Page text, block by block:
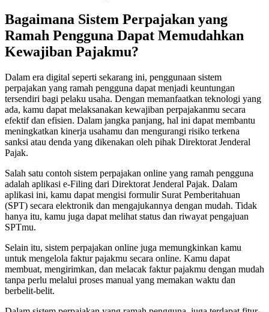
Bagaimana Sistem Perpajakan yang
Ramah Pengguna Dapat Memudahkan
Kewajiban Pajakmu?
Dalam era digital seperti sekarang ini, penggunaan sistem
perpajakan yang ramah pengguna dapat menjadi keuntungan
tersendiri bagi pelaku usaha. Dengan memanfaatkan teknologi yang
ada, kamu dapat melaksanakan kewajiban perpajakanmu secara
efektif dan efisien. Dalam jangka panjang, hal ini dapat membantu
meningkatkan kinerja usahamu dan mengurangi risiko terkena
sanksi atau denda yang dikenakan oleh pihak Direktorat Jenderal
Pajak.
Salah satu contoh sistem perpajakan online yang ramah pengguna
adalah aplikasi e-Filing dari Direktorat Jenderal Pajak. Dalam
aplikasi ini, kamu dapat mengisi formulir Surat Pemberitahuan
(SPT) secara elektronik dan mengajukannya dengan mudah. Tidak
hanya itu, kamu juga dapat melihat status dan riwayat pengajuan
SPTmu.
Selain itu, sistem perpajakan online juga memungkinkan kamu
untuk mengelola faktur pajakmu secara online. Kamu dapat
membuat, mengirimkan, dan melacak faktur pajakmu dengan mudah
tanpa perlu melalui proses manual yang memakan waktu dan
berbelit-belit.